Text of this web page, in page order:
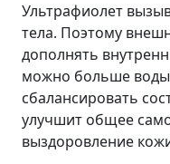
Ультрафиолет
тела. Поэтому
дополнять
можно больше
сбалансировать
улучшит общее
выздоровление